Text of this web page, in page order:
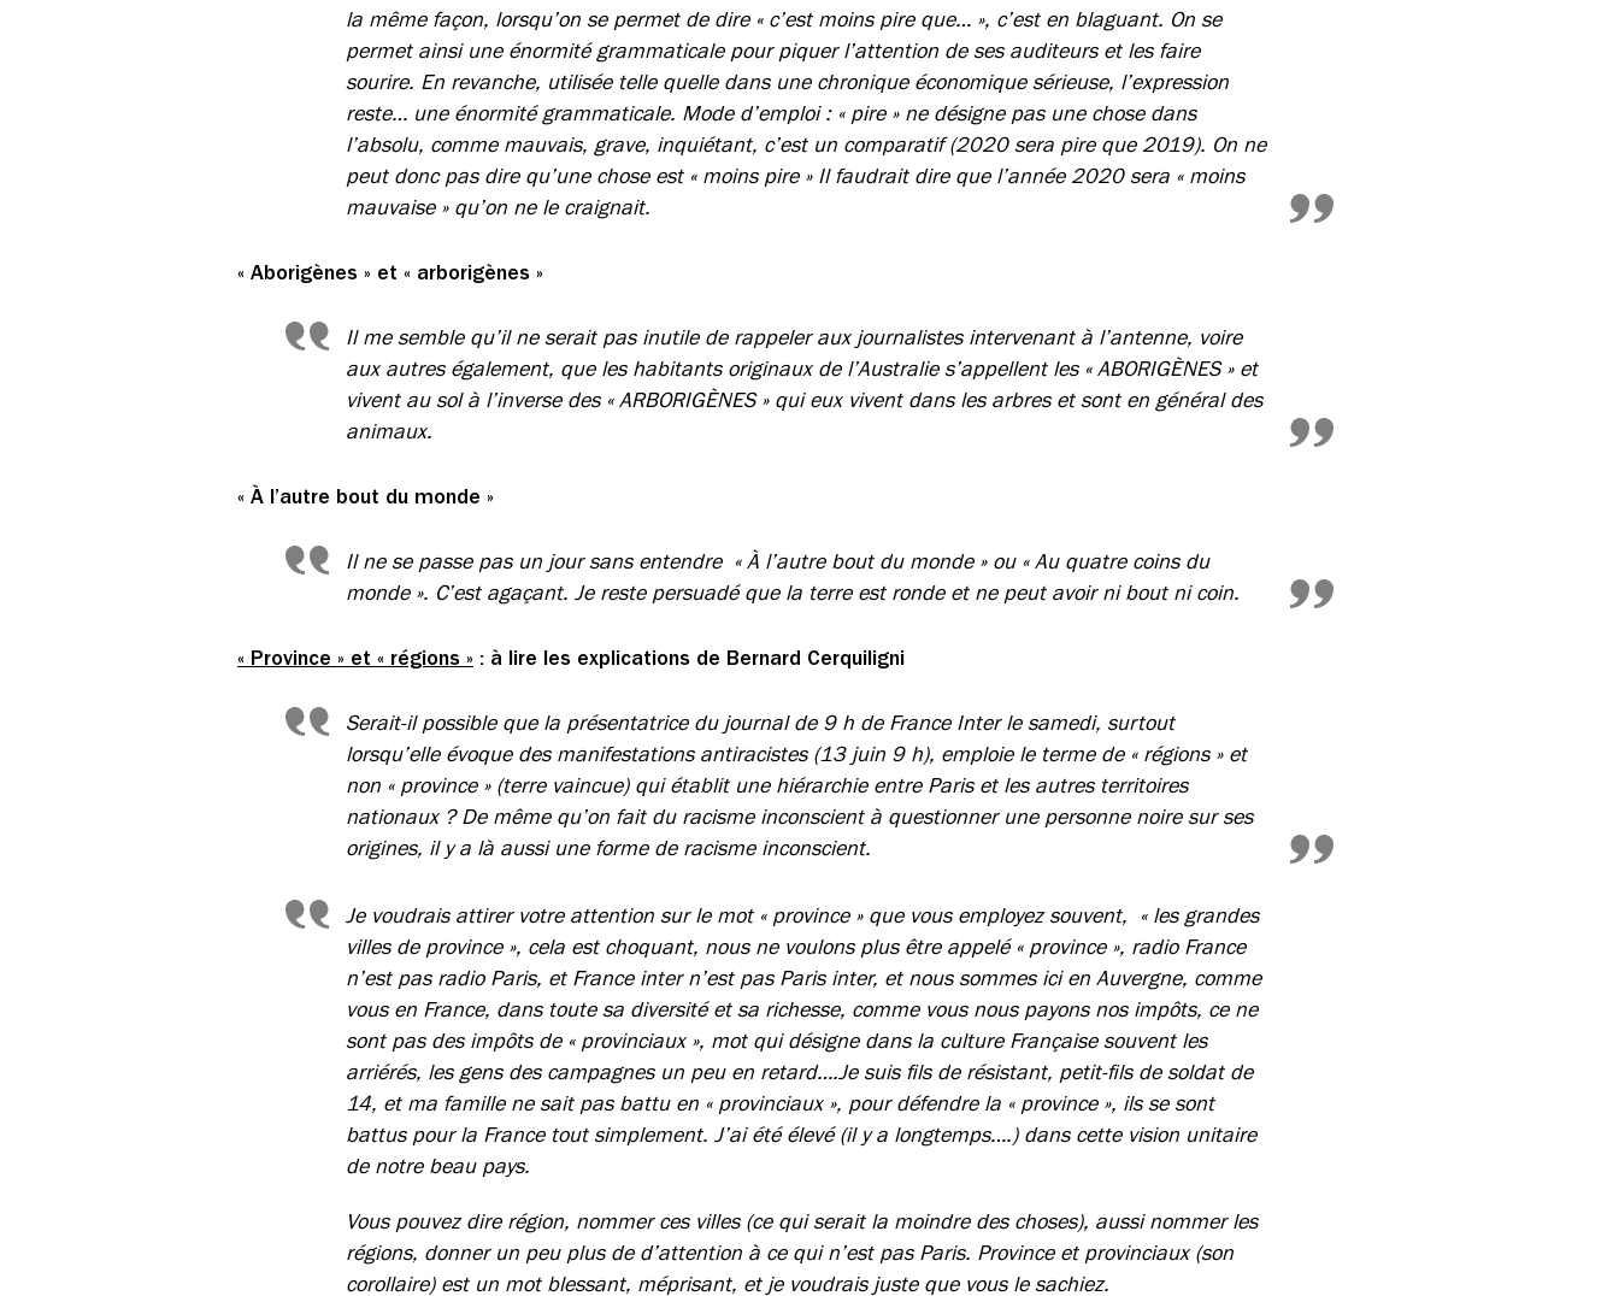
la même façon, lorsqu’on se permet de dire « c’est moins pire que… », c’est en blaguant. On se
permet ainsi une énormité grammaticale pour piquer l’attention de ses auditeurs et les faire
sourire. En revanche, utilisée telle quelle dans une chronique économique sérieuse, l’expression
reste… une énormité grammaticale. Mode d’emploi : « pire » ne désigne pas une chose dans
l’absolu, comme mauvais, grave, inquiétant, c’est un comparatif (2020 sera pire que 2019). On ne
peut donc pas dire qu’une chose est « moins pire » Il faudrait dire que l’année 2020 sera « moins
mauvaise » qu’on ne le craignait.
« Aborigènes » et « arborigènes »
Il me semble qu’il ne serait pas inutile de rappeler aux journalistes intervenant à l’antenne, voire
aux autres également, que les habitants originaux de l’Australie s’appellent les « ABORIGÈNES » et
vivent au sol à l’inverse des « ARBORIGÈNES » qui eux vivent dans les arbres et sont en général des
animaux.
« À l’autre bout du monde »
Il ne se passe pas un jour sans entendre « À l’autre bout du monde » ou « Au quatre coins du
monde ». C’est agaçant. Je reste persuadé que la terre est ronde et ne peut avoir ni bout ni coin.
« Province » et « régions » : à lire les explications de Bernard Cerquiligni
Serait-il possible que la présentatrice du journal de 9 h de France Inter le samedi, surtout
lorsqu’elle évoque des manifestations antiracistes (13 juin 9 h), emploie le terme de « régions » et
non « province » (terre vaincue) qui établit une hiérarchie entre Paris et les autres territoires
nationaux ? De même qu’on fait du racisme inconscient à questionner une personne noire sur ses
origines, il y a là aussi une forme de racisme inconscient.
Je voudrais attirer votre attention sur le mot « province » que vous employez souvent, « les grandes
villes de province », cela est choquant, nous ne voulons plus être appelé « province », radio France
n’est pas radio Paris, et France inter n’est pas Paris inter, et nous sommes ici en Auvergne, comme
vous en France, dans toute sa diversité et sa richesse, comme vous nous payons nos impôts, ce ne
sont pas des impôts de « provinciaux », mot qui désigne dans la culture Française souvent les
arriérés, les gens des campagnes un peu en retard….Je suis fils de résistant, petit-fils de soldat de
14, et ma famille ne sait pas battu en « provinciaux », pour défendre la « province », ils se sont
battus pour la France tout simplement. J’ai été élevé (il y a longtemps….) dans cette vision unitaire
de notre beau pays.
Vous pouvez dire région, nommer ces villes (ce qui serait la moindre des choses), aussi nommer les
régions, donner un peu plus de d’attention à ce qui n’est pas Paris. Province et provinciaux (son
corollaire) est un mot blessant, méprisant, et je voudrais juste que vous le sachiez.